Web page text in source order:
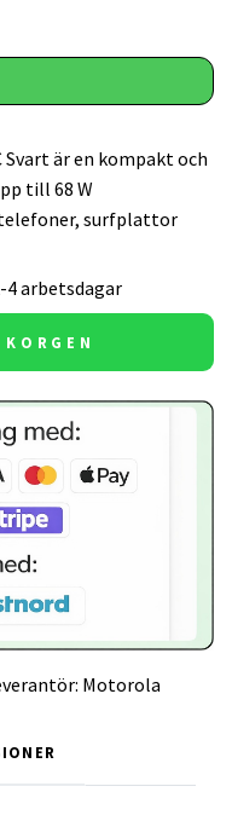
Svart är en kompakt och
till 68 W
surfplattor
4 arbetsdagar
Motorola